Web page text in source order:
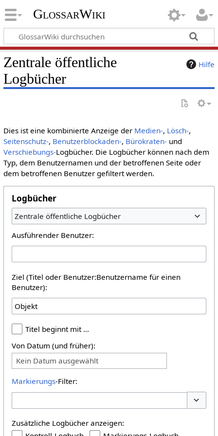
GlossarWiki
Hilfe
Zentrale öffentliche
Logbücher
Dies ist eine kombinierte Anzeige der Medien-, Lösch-,
Seitenschutz-, Benutzerblockaden-, Bürokraten-und
Verschiebungs-Logbücher. Die Logbücher können nach dem
Typ, dem Benutzernamen und der betroffenen Seite oder
dem betroffenen Benutzer gefiltert werden.
Logbücher
Zentrale öffentliche Logbücher
Ausführender Benutzer:
Ziel (Titel oder Benutzer:Benutzername für einen
Benutzer):
Titel beginnt mit …
Von Datum (und früher):
Kein Datum ausgewählt
Markierungs-Filter:
Zusätzliche Logbücher anzeigen: